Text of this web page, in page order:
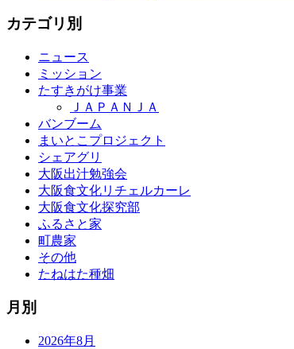
カテゴリ別
ニュース
ミッション
たすきがけ事業
ＪＡＰＡＮＪＡ
バンブーム
まいとこプロジェクト
シェアグリ
大阪出汁勉強会
大阪食文化リチェルカーレ
大阪食文化探究部
ふるさと家
町農家
その他
たねはた種畑
月別
2026年8月